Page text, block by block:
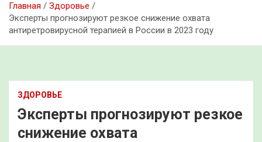
Главная
Здоровье
Эксперты прогнозируют резкое снижение охвата
антиретровирусной терапией в России в 2023 году
ЗДОРОВЬЕ
Эксперты прогнозируют резкое
снижение охвата